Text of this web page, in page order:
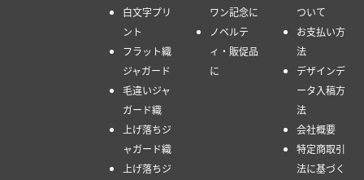
白文字プリ
ント
フラット織
ジャガード
毛違いジャ
ガード織
上げ落ちジ
ャガード織
上げ落ちジ
ワン記念に
ノベルテ
ィ・販促品
に
ついて
お支払い方
法
デザインデ
ータ入稿方
法
会社概要
特定商取引
法に基づく